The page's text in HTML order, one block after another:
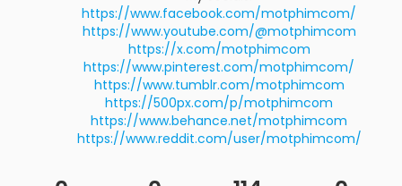
https://www.facebook.com/motphimcom/
https://www.youtube.com/@motphimcom
https://x.com/motphimcom
https://www.pinterest.com/motphimcom/
https://www.tumblr.com/motphimcom
https://500px.com/p/motphimcom
https://www.behance.net/motphimcom
https://www.reddit.com/user/motphimcom/